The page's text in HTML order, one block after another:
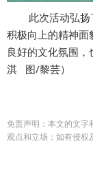
此次活动弘
积极向上的精神面
良好的文化氛围
淇 图/黎芸）
免责声明：本文的文字
观点和立场；如有侵权